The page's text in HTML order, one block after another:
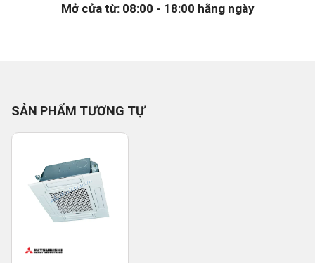
Mở cửa từ: 08:00 - 18:00 hằng ngày
SẢN PHẨM TƯƠNG TỰ